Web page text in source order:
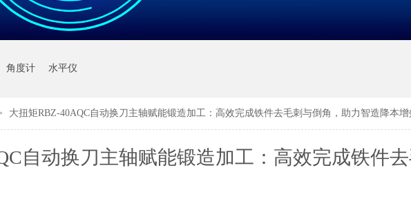
角度计 水平仪
大扭矩RBZ-40AQC自动换刀主轴赋能锻造加工：高效完成铁件去毛刺与倒角，助力智造降本增
自动换刀主轴赋能锻造加工：高效完成铁件